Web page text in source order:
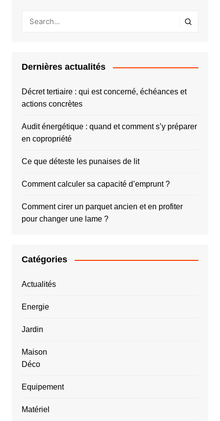
Dernières actualités
Décret tertiaire : qui est concerné, échéances et
actions concrètes
Audit énergétique : quand et comment s’y préparer
en copropriété
Ce que déteste les punaises de lit
Comment calculer sa capacité d’emprunt ?
Comment cirer un parquet ancien et en profiter
pour changer une lame ?
Catégories
Actualités
Energie
Jardin
Maison
Déco
Equipement
Matériel